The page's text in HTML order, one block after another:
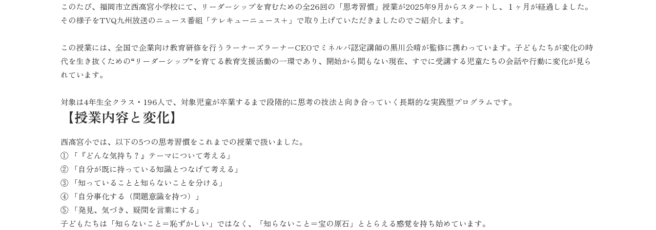
このたび、福岡市立西高宮小学校にて、リーダーシップを育むための全26回の「思考習慣」授業が2025年9月からスタートし、１ヶ月が経過しました。
その様子をTVQ九州放送のニュース番組「テレキューニュース＋」で取り上げていただきましたのでご紹介します。
この授業には、全国で企業向け教育研修を行うラーナーズラーナーCEOでミネルバ認定講師の黒川公晴が監修に携わっています。子どもたちが変化の時
代を生き抜くための“リーダーシップ”を育てる教育支援活動の一環であり、開始から間もない現在、すでに受講する児童たちの会話や行動に変化が見ら
れています。
対象は4年生全クラス・196人で、対象児童が卒業するまで段階的に思考の技法と向き合っていく長期的な実践型プログラムです。
【授業内容と変化】
西高宮小では、以下の5つの思考習慣をこれまでの授業で扱いました。
① 「『どんな気持ち？』テーマについて考える」
② 「自分が既に持っている知識とつなげて考える」
③ 「知っていることと知らないことを分ける」
④ 「自分事化する（問題意識を持つ）」
⑤ 「発見、気づき、疑問を言葉にする」
子どもたちは「知らないこと＝恥ずかしい」ではなく、「知らないこと＝宝の原石」ととらえる感覚を持ち始めています。